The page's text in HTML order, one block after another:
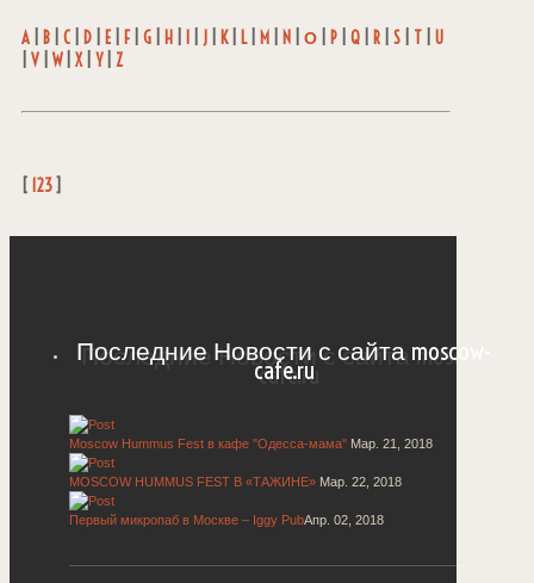
A B C D E F G H K| L| M N О P Q R S T
U
V W| X Y| Z
[ 123]
Последние Новости с сайта moscow-
cafe.ru
Moscow Hummus Fest в кафе "Одесса-мама" Мар. 21, 2018
MOSCOW HUMMUS FEST В «ТАЖИНЕ» Мар. 22, 2018
Первый микропаб в Москве – Iggy PubАпр. 02, 2018